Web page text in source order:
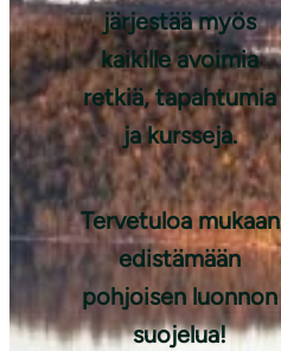
järjestää myös
kaikille avoimia
retkiä, tapahtumia
ja kursseja.
Tervetuloa mukaan
edistämään
pohjoisen luonnon
suojelua!